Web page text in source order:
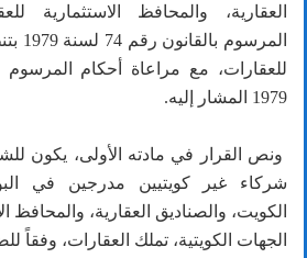
العقارية، والمحافظ الاستثمارية
1979 المشار إليه.
ونص القرار في مادته الأولى، يكون
شركاء غير كويتيين مدرجين في
الكويت، والصناديق العقارية،
الجهات الكويتية، تملك العقارات، وفقاً